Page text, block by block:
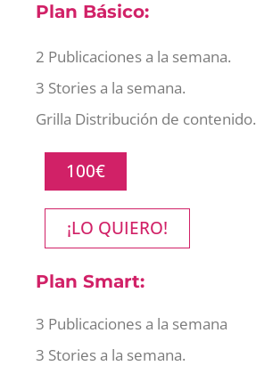
Plan Básico:
2 Publicaciones a la semana.
3 Stories a la semana.
Grilla Distribución de contenido.
100€
¡LO QUIERO!
Plan Smart:
3 Publicaciones a la semana
3 Stories a la semana.